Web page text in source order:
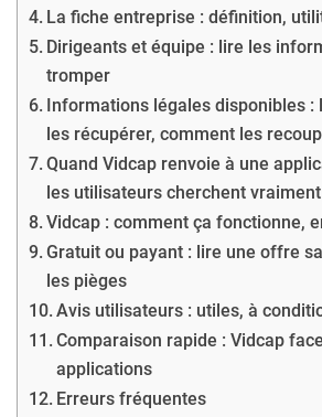
La fiche entreprise : définition,
Dirigeants et équipe : lire les
tromper
Informations légales disponibles :
les récupérer, comment les
Quand Vidcap renvoie à une
les utilisateurs cherchent vraiment
Vidcap : comment ça fonctionne,
Gratuit ou payant : lire une offre
les pièges
Avis utilisateurs : utiles, à
Comparaison rapide : Vidcap
applications
Erreurs fréquentes